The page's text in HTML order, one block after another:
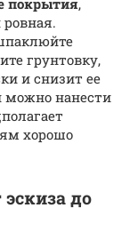
ровная.
грунтовку,
и снизит ее
можно нанести
хорошо
до